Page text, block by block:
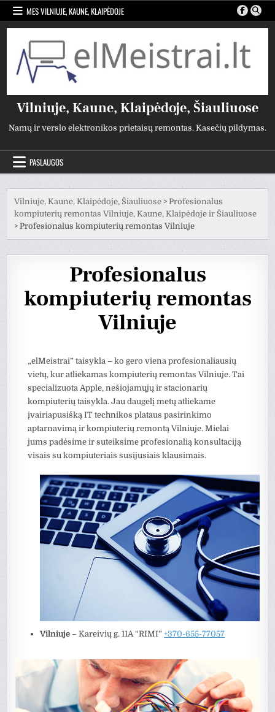
Pereiti
prie
turinio
MES VILNIUJE, KAUNE, KLAIPĖDOJE
Vilniuje, Kaune, Klaipėdoje, Šiauliuose
Namų ir verslo elektronikos prietaisų remontas. Kasečių pildymas.
PASLAUGOS
Vilniuje, Kaune, Klaipėdoje, Šiauliuose >Profesionalus
kompiuterių remontas Vilniuje, Kaune, Klaipėdoje ir Šiauliuose
>Profesionalus kompiuterių remontas Vilniuje
Profesionalus
kompiuterių remontas
Vilniuje
„elMeistrai” taisykla – ko gero viena profesionaliausių
vietų, kur atliekamas kompiuterių remontas Vilniuje. Tai
specializuota Apple, nešiojamųjų ir stacionarių
kompiuterių taisykla. Jau daugelį metų atliekame
įvairiapusišką IT technikos plataus pasirinkimo
aptarnavimą ir kompiuterių remontą Vilniuje. Mielai
jums padėsime ir suteiksime profesionalią konsultaciją
visais su kompiuteriais susijusiais klausimais.
Vilniuje – Kareivių g. 11A “RIMI”+370-655-77057